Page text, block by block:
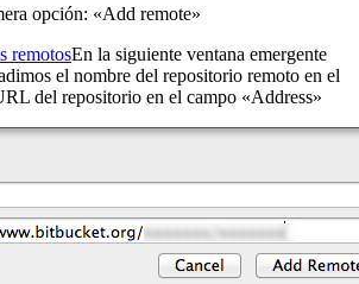
opción: «Add remote»
En la siguiente ventana emergente
el nombre del repositorio remoto en el
del repositorio en el campo «Address»